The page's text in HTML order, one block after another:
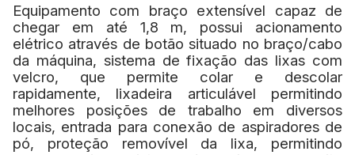
Equipamento com braço extensível capaz de
chegar em até 1,8 m, possui acionamento
elétrico através de botão situado no braço/cabo
da máquina, sistema de fixação das lixas com
velcro, que permite colar e descolar
rapidamente, lixadeira articulável permitindo
melhores posições de trabalho em diversos
locais, entrada para conexão de aspiradores de
pó, proteção removível da lixa, permitindo